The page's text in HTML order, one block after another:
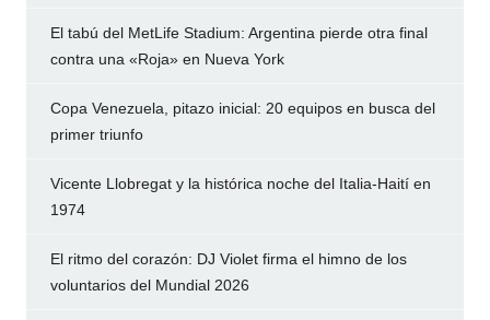
El tabú del MetLife Stadium: Argentina pierde otra final
contra una «Roja» en Nueva York
Copa Venezuela, pitazo inicial: 20 equipos en busca del
primer triunfo
Vicente Llobregat y la histórica noche del Italia-Haití en
1974
El ritmo del corazón: DJ Violet firma el himno de los
voluntarios del Mundial 2026